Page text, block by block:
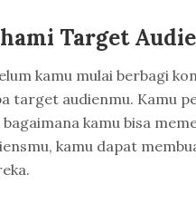
Target
kamu mulai berbagi
target audienmu. Kamu
bagaimana kamu bisa
kamu dapat